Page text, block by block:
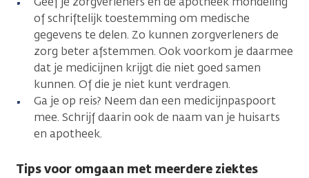
of schriftelijk toestemming om medische
gegevens te delen. Zo kunnen zorgverleners de
zorg beter afstemmen. Ook voorkom je daarmee
dat je medicijnen krijgt die niet goed samen
kunnen. Of die je niet kunt verdragen.
Ga je op reis? Neem dan een medicijnpaspoort
mee. Schrijf daarin ook de naam van je huisarts
en apotheek.
Tips voor omgaan met meerdere ziektes